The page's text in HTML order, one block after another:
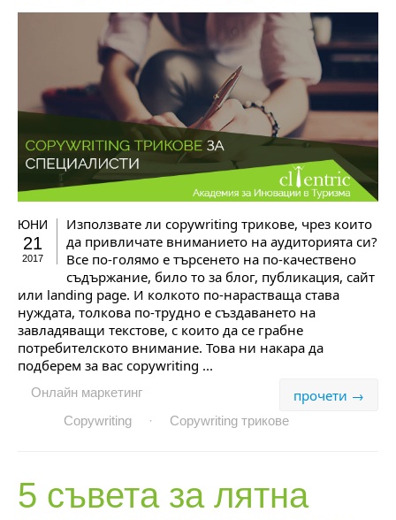
ЮНИ
21
2017
Използвате ли copywriting трикове, чрез които
да привличате вниманието на аудиторията си?
Все по-голямо е търсенето на по-качествено
съдържание, било то за блог, публикация, сайт
или landing page. И колкото по-нарастваща става
нуждата, толкова по-трудно е създаването на
завладяващи текстове, с които да се грабне
потребителското внимание. Това ни накара да
подберем за вас copywriting ...
прочети →
Онлайн маркетинг
Copywriting
· Copywriting трикове
5 съвета за лятна